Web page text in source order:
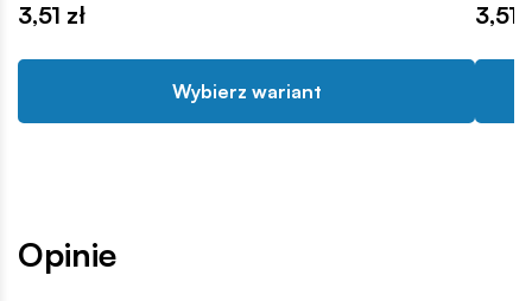
3,51 zł
Wybierz wariant
3,51
Opinie